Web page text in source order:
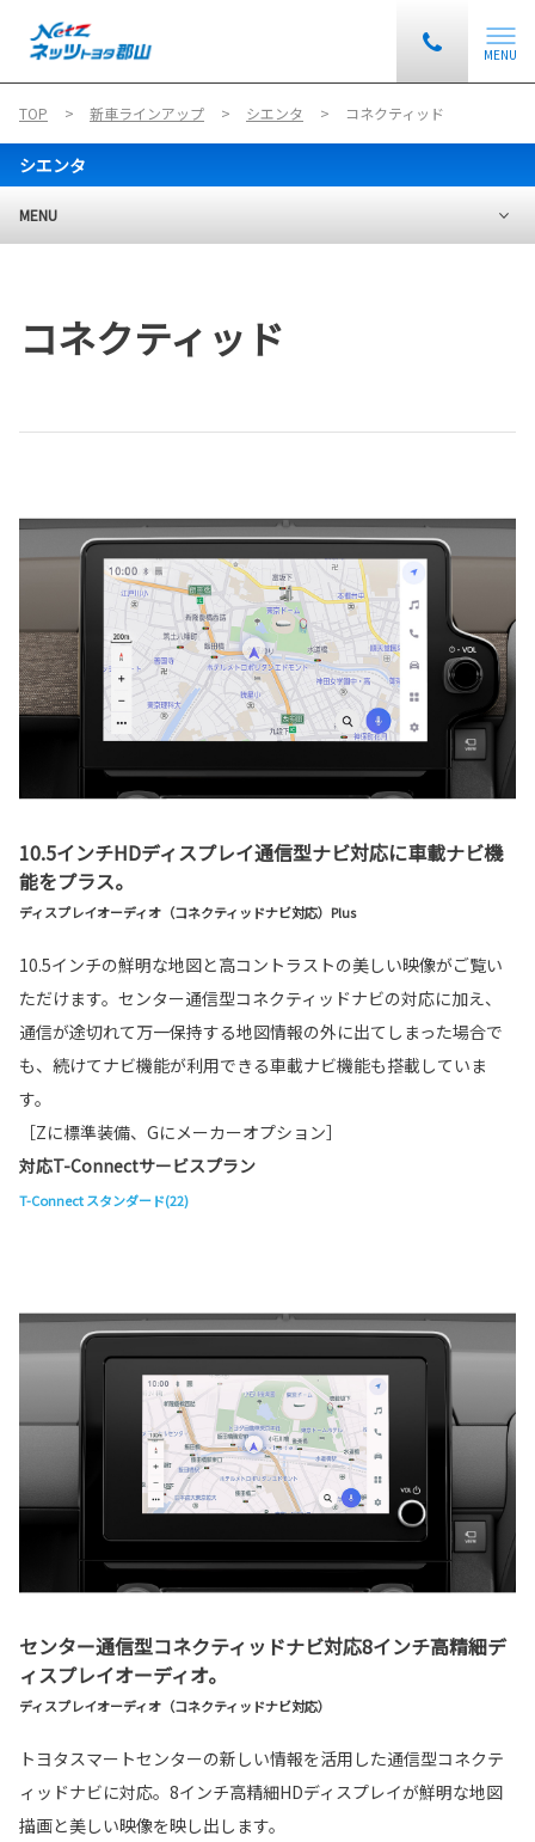
MENU
TOP 新車ラインアップ シエンタ コネクティッド
シエンタ
MENU
コネクティッド
10.5インチHDディスプレイ通信型ナビ対応に車載ナビ機
能をプラス。
ディスプレイオーディオ（コネクティッドナビ対応）Plus
10.5インチの鮮明な地図と高コントラストの美しい映像がご覧い
ただけます。センター通信型コネクティッドナビの対応に加え、
通信が途切れて万一保持する地図情報の外に出てしまった場合で
も、続けてナビ機能が利用できる車載ナビ機能も搭載していま
す。
［Zに標準装備、Gにメーカーオプション］
対応T-Connectサービスプラン
T-Connect スタンダード(22)
センター通信型コネクティッドナビ対応8インチ高精細デ
ィスプレイオーディオ。
ディスプレイオーディオ（コネクティッドナビ対応）
トヨタスマートセンターの新しい情報を活用した通信型コネクテ
ィッドナビに対応。8インチ高精細HDディスプレイが鮮明な地図
描画と美しい映像を映し出します。